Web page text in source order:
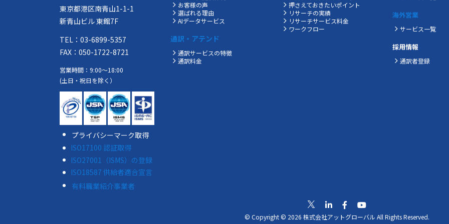
東京都港区南青山1-1-1
新青山ビル 東館7F
TEL：03-6899-5357
FAX：050-1722-8721
営業時間：9:00～18:00
(土日・祝日を除く）
プライバシーマーク取得
ISO17100 認証取得
ISO27001（ISMS）の登録
ISO18587 供給者適合宣言
有料職業紹介事業者
お客様の声
選ばれる理由
AIデータサービス
通訳・アテンド
通訳サービスの特徴
通訳料金
押さえておきたいポイント
リサーチの実績
リサーチサービス料金
ワークフロー
海外営業
サービス一覧
採用情報
通訳者登録
© Copyright © 2026 株式会社アットグローバル All Rights Reserved.